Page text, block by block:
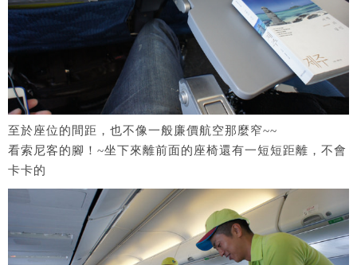
至於座位的間距，也不像一般廉價航空那麼窄~~
看索尼客的腳！~坐下來離前面的座椅還有一短短距離，不會
卡卡的